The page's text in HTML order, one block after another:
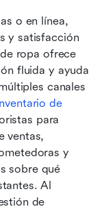
o en línea,
y satisfacción
ropa ofrece
fluida y ayuda
canales
de
para
ventas,
y
sobre qué
Al
de